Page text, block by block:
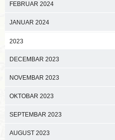
FEBRUAR 2024
JANUAR 2024
2023
DECEMBAR 2023
NOVEMBAR 2023
OKTOBAR 2023
SEPTEMBAR 2023
AUGUST 2023